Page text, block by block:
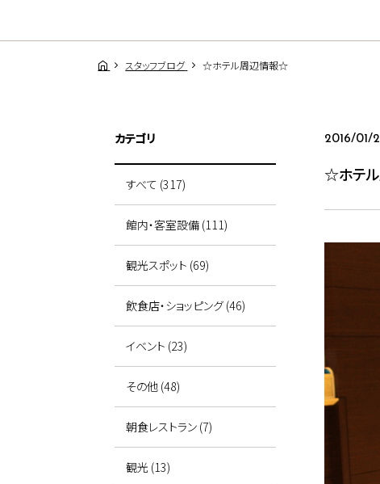
スタッフブログ ☆ホテル周辺情報☆
2016/01/
☆ホテ
カテゴリ
すべて (317)
館内・客室設備 (111)
観光スポット (69)
飲食店・ショッピング (46)
イベント (23)
その他 (48)
朝食レストラン (7)
観光 (13)